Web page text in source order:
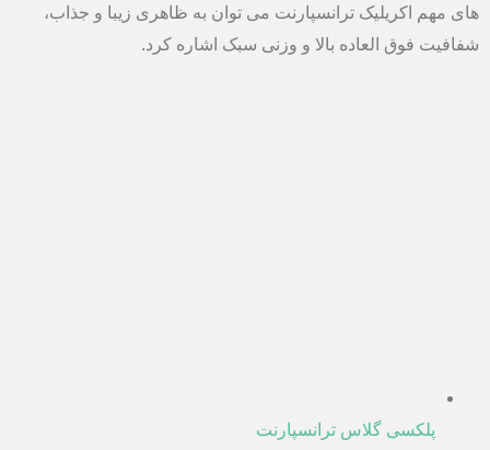
های مهم اکریلیک ترانسپارنت می توان به ظاهری زیبا و جذاب،
شفافیت فوق العاده بالا و وزنی سبک اشاره کرد.
پلکسی گلاس ترانسپارنت